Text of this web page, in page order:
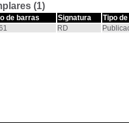
(1)
de barras Signatura
Tipo
RD